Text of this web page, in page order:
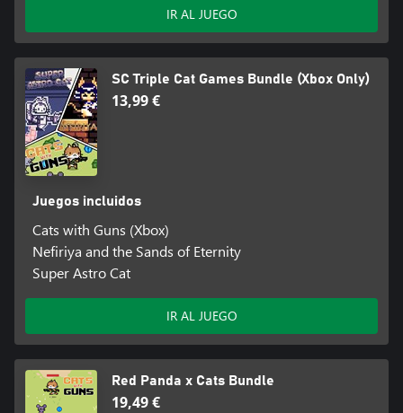
IR AL JUEGO
SC Triple Cat Games Bundle (Xbox Only)
13,99 €
Juegos incluidos
Cats with Guns (Xbox)
Nefiriya and the Sands of Eternity
Super Astro Cat
IR AL JUEGO
Red Panda x Cats Bundle
19,49 €